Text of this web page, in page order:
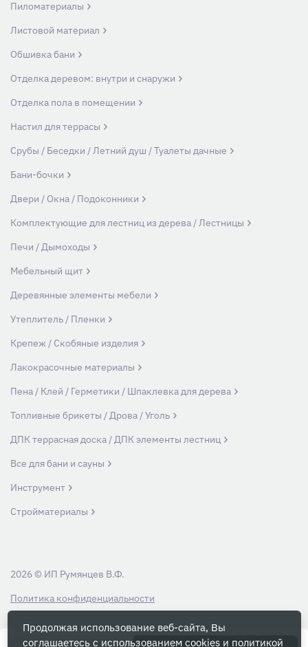
Пиломатериалы
Листовой материал
Обшивка бани
Отделка деревом: внутри и снаружи
Отделка пола в помещении
Настил для террасы
Срубы / Беседки / Летний душ / Туалеты дачные
Бани-бочки
Двери / Окна / Подоконники
Комплектующие для лестниц из дерева / Лестницы
Печи / Дымоходы
Мебельный щит
Деревянные элементы мебели
Утеплитель / Пленки
Крепеж / Скобяные изделия
Лакокрасочные материалы
Пена / Клей / Герметики / Шпаклевка для дерева
Топливные брикеты / Дрова / Уголь
ДПК террасная доска / ДПК элементы лестниц
Все для бани и сауны
Инструмент
Стройматериалы
Вся информация на данном сайте носит ознакомительный характер и ни
Политика конфиденциальности
2026 © ИП Румянцев В.Ф.
Продолжая использование веб-сайта, Вы
соглашаетесь с использованием cookies и политикой